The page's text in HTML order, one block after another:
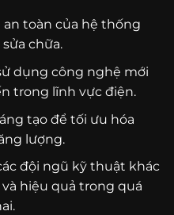
toàn của hệ thống
chữa.
dụng công nghệ mới
trong lĩnh vực điện.
tạo để tối ưu hóa
lượng.
đội ngũ kỹ thuật khác
hiệu quả trong quá